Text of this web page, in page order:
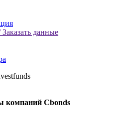
данные
компаний Cbonds